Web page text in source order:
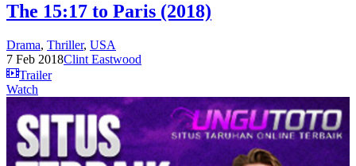
The 15:17 to Paris (2018)
Drama, Thriller, USA
7 Feb 2018Clint Eastwood
Trailer
Watch